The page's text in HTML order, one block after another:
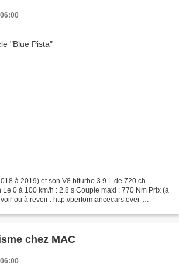
à 2019) et son V8 biturbo 3.9 L de 720 ch
Le 0 à 100 km/h : 2.8 s Couple maxi : 770 Nm Prix (à
ou à revoir : http://performancecars.over-
chez MAC